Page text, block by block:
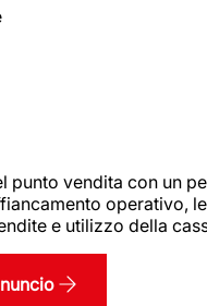
punto vendita con un
operativo,
e utilizzo della